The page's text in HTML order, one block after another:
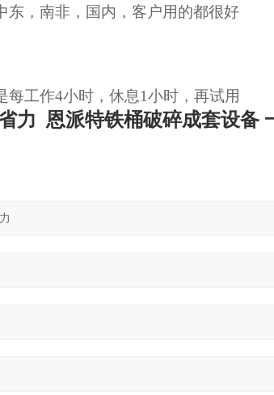
东，南非，国内，客户用的都很好
每工作4小时，休息1小时，再试用
力 恩派特铁桶破碎成套设备